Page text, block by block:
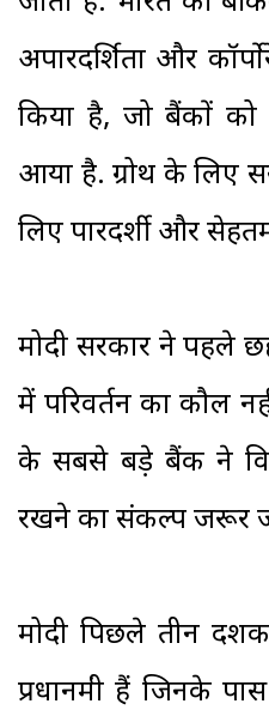
अपारदर्शिता और
किया है, जो बैंकों
आया है. ग्रोथ के लिए
लिए पारदर्शी और
मोदी सरकार ने पहले
में परिवर्तन का कौल
के सबसे बड़े बैंक ने
रखने का संकल्प जरूर
मोदी पिछले तीन
प्रधानमंत्री हैं जिनके